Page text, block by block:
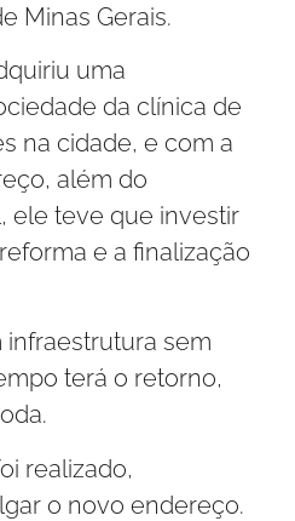
Minas Gerais.
uma
da clínica de
na cidade, e com a
além do
ele teve que investir
e a finalização
sem
terá o retorno,
realizado,
o novo endereço.